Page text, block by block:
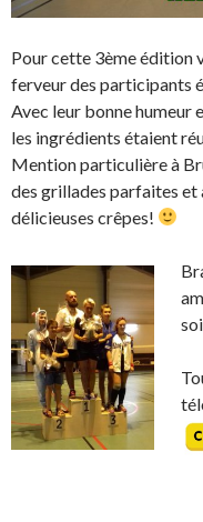
Pour cette 3ème édition
ferveur des participants
Avec leur bonne humeur
les ingrédients étaient
Mention particulière à
des grillades parfaites et
délicieuses crêpes!